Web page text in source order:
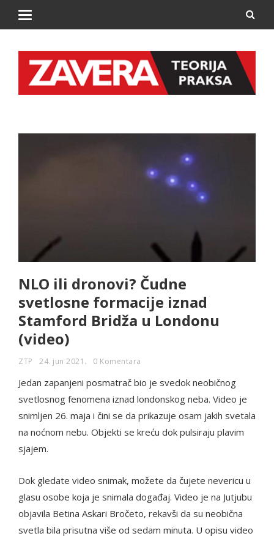
NLO ili dronovi? Čudne
svetlosne formacije iznad
Stamford Bridža u Londonu
(video)
ZTP 24. jun 2021. 0 Komentara
Jedan zapanjeni posmatrač bio je svedok neobičnog
svetlosnog fenomena iznad londonskog neba. Video je
snimljen 26. maja i čini se da prikazuje osam jakih svetala
na noćnom nebu. Objekti se kreću dok pulsiraju plavim
sjajem.
Dok gledate video snimak, možete da čujete nevericu u
glasu osobe koja je snimala događaj. Video je na Jutjubu
objavila Betina Askari Bročeto, rekavši da su neobična
svetla bila prisutna više od sedam minuta. U opisu video